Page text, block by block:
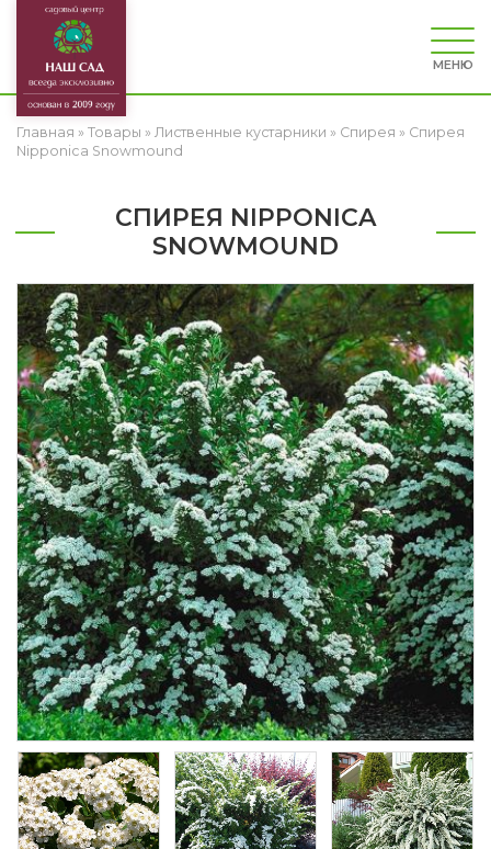
МЕНЮ
Главная » Товары » Лиственные кустарники » Спирея » Спирея
Nipponica Snowmound
СПИРЕЯ NIPPONICA
SNOWMOUND